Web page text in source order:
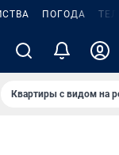
ПОГОДА
Квартиры с видом на